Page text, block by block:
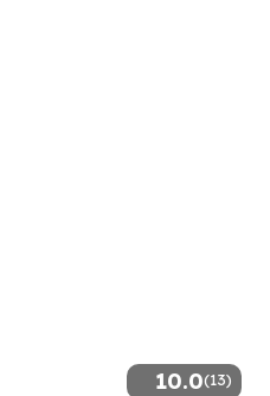
10.0(13)